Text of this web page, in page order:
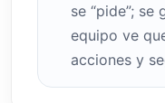
se “pide”; se
equipo ve
acciones y